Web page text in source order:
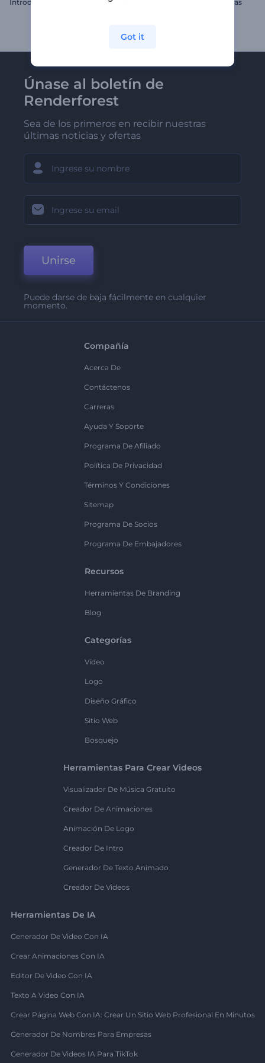
Introducción Burbujas Brillantes Intro con splash de partículas
Únase al boletín de
Renderforest
Sea de los primeros en recibir nuestras
últimas noticias y ofertas
Unirse
Puede darse de baja fácilmente en cualquier
momento.
Compañía
Acerca De
Contáctenos
Carreras
Ayuda Y Soporte
Programa De Afiliado
Política De Privacidad
Términos Y Condiciones
Sitemap
Programa De Socios
Programa De Embajadores
Recursos
Herramientas De Branding
Blog
Categorías
Vídeo
Logo
Diseño Gráfico
Sitio Web
Bosquejo
Herramientas Para Crear Videos
Visualizador De Música Gratuito
Creador De Animaciones
Animación De Logo
Creador De Intro
Generador De Texto Animado
Creador De Videos
Herramientas De IA
Generador De Video Con IA
Crear Animaciones Con IA
Editor De Video Con IA
Texto A Video Con IA
Crear Página Web Con IA: Crear Un Sitio Web Profesional En Minutos
Generador De Nombres Para Empresas
Generador De Videos IA Para TikTok
Got it